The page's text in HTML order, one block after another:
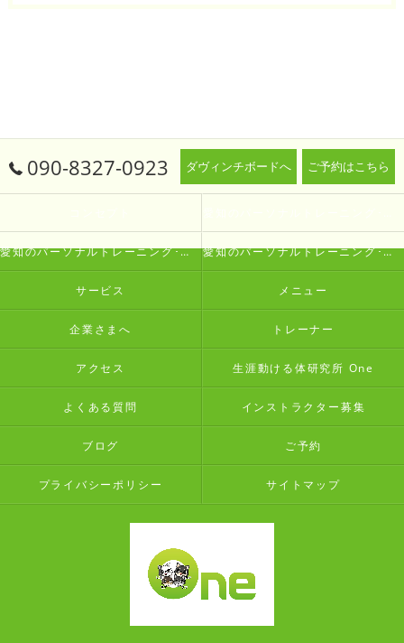
090-8327-0923 ダヴィンチボードへ ご予約はこちら
愛知のパーソナルトレーニング･生涯動ける体研究所 Oneの評判 愛知のパーソナルトレーニング･生涯動ける体研究所 Oneのお客様の声
サービス メニュー
企業さまへ トレーナー
アクセス 生涯動ける体研究所 One
よくある質問 インストラクター募集
ブログ ご予約
プライバシーポリシー サイトマップ